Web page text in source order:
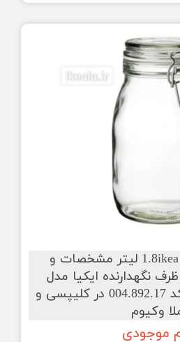
بانکه ایکیا 1.8ikea korken لیتر مشخصات و
نگهدارنده ایکیا مدل
Ikea Korken 1.8 Lit کد 004.892.17 در کلیپسی و
وکیوم
موجودی